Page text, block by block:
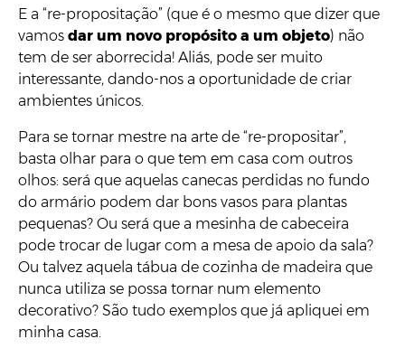
E a “re-propositação” (que é o mesmo que dizer que
vamos dar um novo propósito a um objeto) não
tem de ser aborrecida! Aliás, pode ser muito
interessante, dando-nos a oportunidade de criar
ambientes únicos.
Para se tornar mestre na arte de “re-propositar”,
basta olhar para o que tem em casa com outros
olhos: será que aquelas canecas perdidas no fundo
do armário podem dar bons vasos para plantas
pequenas? Ou será que a mesinha de cabeceira
pode trocar de lugar com a mesa de apoio da sala?
Ou talvez aquela tábua de cozinha de madeira que
nunca utiliza se possa tornar num elemento
decorativo? São tudo exemplos que já apliquei em
minha casa.